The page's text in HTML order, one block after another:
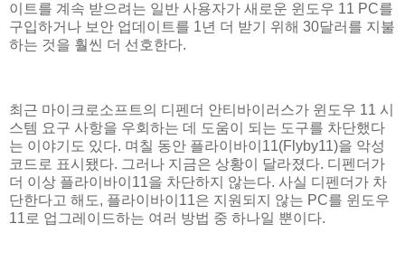
이트를 계속 받으려는 일반 사용자가 새로운 윈도우 11 PC를
구입하거나 보안 업데이트를 1년 더 받기 위해 30달러를 지불
하는 것을 훨씬 더 선호한다.
최근 마이크로소프트의 디펜더 안티바이러스가 윈도우 11 시
스템 요구 사항을 우회하는 데 도움이 되는 도구를 차단했다
는 이야기도 있다. 며칠 동안 플라이바이11(Flyby11)을 악성
코드로 표시됐다. 그러나 지금은 상황이 달라졌다. 디펜더가
더 이상 플라이바이11을 차단하지 않는다. 사실 디펜더가 차
단한다고 해도, 플라이바이11은 지원되지 않는 PC를 윈도우
11로 업그레이드하는 여러 방법 중 하나일 뿐이다.